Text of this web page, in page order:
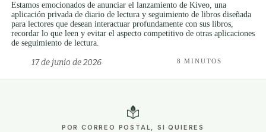
Estamos emocionados de anunciar el lanzamiento de Kiveo, una
aplicación privada de diario de lectura y seguimiento de libros diseñada
para lectores que desean interactuar profundamente con sus libros,
recordar lo que leen y evitar el aspecto competitivo de otras aplicaciones
de seguimiento de lectura.
17 de junio de 2026 8 MINUTOS
POR CORREO POSTAL, SI QUIERES